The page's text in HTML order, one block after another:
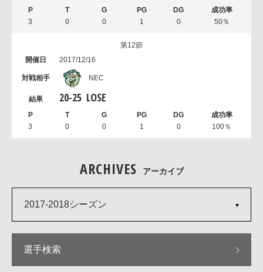
3 0 0 1 0 50％
第12節
2017/12/16
NEC
20-25 LOSE
3 0 0 1 0 100％
ARCHIVES アーカイブ
2017-2018シーズン
選手検索